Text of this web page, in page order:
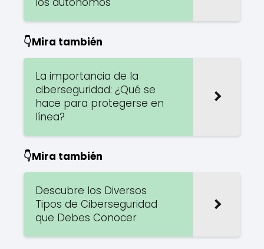
👇Mira también
La importancia de la
ciberseguridad: ¿Qué se
hace para protegerse en
línea?
👇Mira también
Descubre los Diversos
Tipos de Ciberseguridad
que Debes Conocer